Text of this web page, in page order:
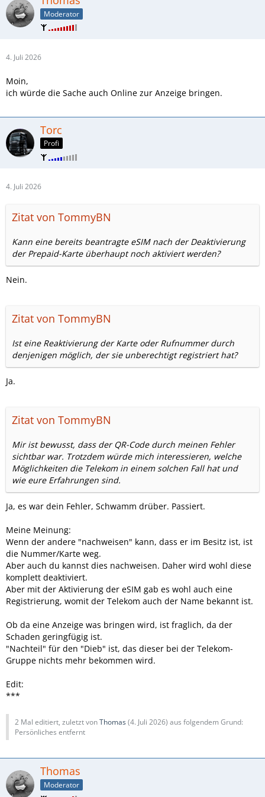
Moderator
4. Juli 2026
Moin,
ich würde die Sache auch Online zur Anzeige bringen.
Torc
Profi
4. Juli 2026
Zitat von TommyBN
Kann eine bereits beantragte eSIM nach der Deaktivierung
der Prepaid-Karte überhaupt noch aktiviert werden?
Nein.
Zitat von TommyBN
Ist eine Reaktivierung der Karte oder Rufnummer durch
denjenigen möglich, der sie unberechtigt registriert hat?
Ja.
Zitat von TommyBN
Mir ist bewusst, dass der QR-Code durch meinen Fehler
sichtbar war. Trotzdem würde mich interessieren, welche
Möglichkeiten die Telekom in einem solchen Fall hat und
wie eure Erfahrungen sind.
Ja, es war dein Fehler, Schwamm drüber. Passiert.
Meine Meinung:
Wenn der andere "nachweisen" kann, dass er im Besitz ist, ist
die Nummer/Karte weg.
Aber auch du kannst dies nachweisen. Daher wird wohl diese
komplett deaktiviert.
Aber mit der Aktivierung der eSIM gab es wohl auch eine
Registrierung, womit der Telekom auch der Name bekannt ist.
Ob da eine Anzeige was bringen wird, ist fraglich, da der
Schaden geringfügig ist.
"Nachteil" für den "Dieb" ist, das dieser bei der Telekom-
Gruppe nichts mehr bekommen wird.
Edit:
***
2 Mal editiert, zuletzt vonThomas(4. Juli 2026) aus folgendem Grund:
Persönliches entfernt
Thomas
Moderator